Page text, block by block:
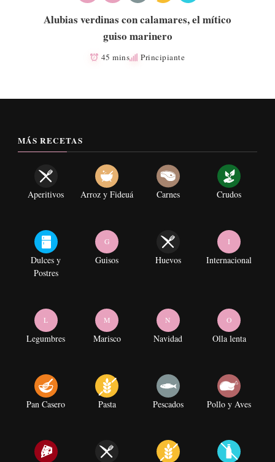
Alubias verdinas con calamares, el mítico
guiso marinero
45 mins Principiante
MÁS RECETAS
Aperitivos Arroz y Fideuá Carnes Crudos
Dulces y
Postres
G
Guisos Huevos
I
Internacional
L
Legumbres
M
Marisco
N
Navidad
O
Olla lenta
Pan Casero Pasta Pescados Pollo y Aves